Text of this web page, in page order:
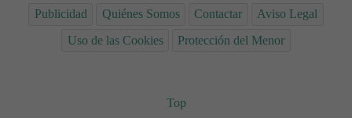
Publicidad Quiénes Somos Contactar
Aviso Legal
Uso de las Cookies
Protección del Menor
Top